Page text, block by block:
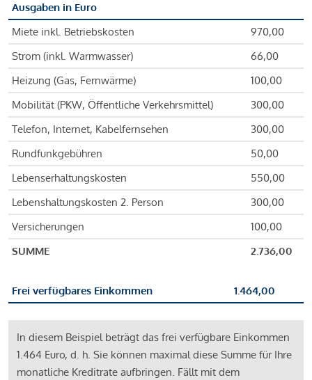
Ausgaben in Euro
Miete inkl. Betriebskosten
970,00
Strom (inkl. Warmwasser)
66,00
Heizung (Gas, Fernwärme)
100,00
Mobilität (PKW, Öffentliche Verkehrsmittel)
300,00
Telefon, Internet, Kabelfernsehen
300,00
Rundfunkgebühren
50,00
Lebenserhaltungskosten
550,00
Lebenshaltungskosten 2. Person
300,00
Versicherungen
100,00
SUMME
2.736,00
Frei verfügbares Einkommen 1.464,00
In diesem Beispiel beträgt das frei verfügbare Einkommen
1.464 Euro, d. h. Sie können maximal diese Summe für Ihre
monatliche Kreditrate aufbringen. Fällt mit dem